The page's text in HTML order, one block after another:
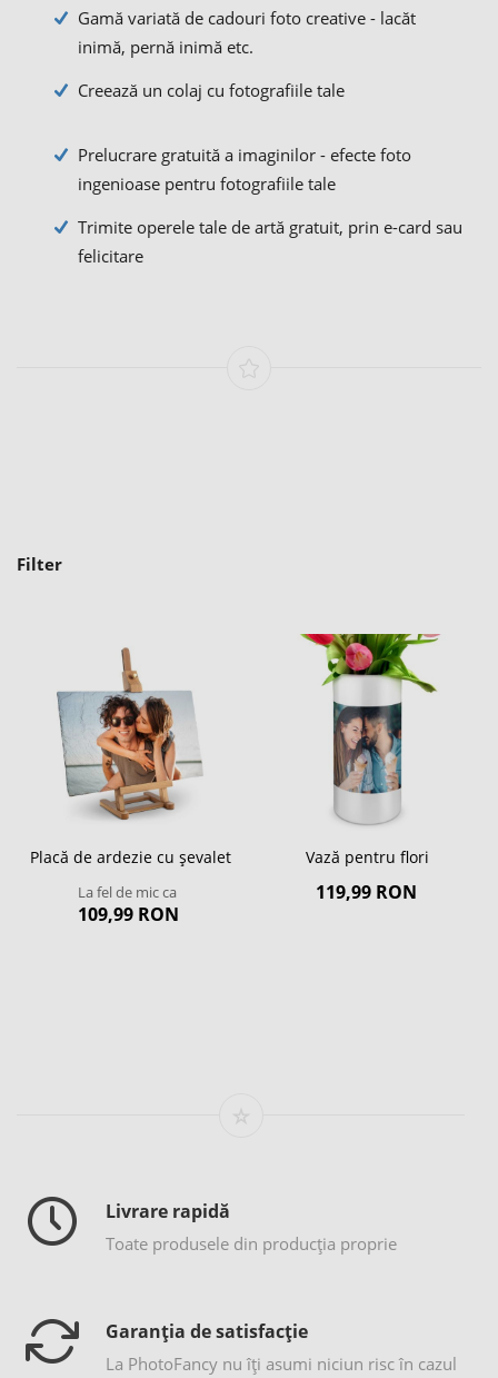
Gamă variată de cadouri foto creative - lacăt
inimă, pernă inimă etc.
Creează un colaj cu fotografiile tale
Prelucrare gratuită a imaginilor - efecte foto
ingenioase pentru fotografiile tale
Trimite operele tale de artă gratuit, prin e-card sau
felicitare
Filter
Placă de ardezie cu șevalet
La fel de mic ca
109,99 RON
Vază pentru flori
119,99 RON
Livrare rapidă
Toate produsele din producția proprie
Garanția de satisfacție
La PhotoFancy nu îţi asumi niciun risc în cazul